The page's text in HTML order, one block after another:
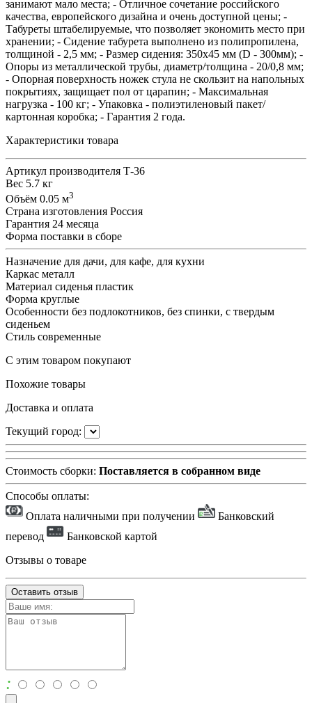
занимают мало места; - Отличное сочетание российского
качества, европейского дизайна и очень доступной цены; -
Табуреты штабелируемые, что позволяет экономить место при
хранении; - Сидение табурета выполнено из полипропилена,
толщиной - 2,5 мм; - Размер сидения: 350х45 мм (D - 300мм); -
Опоры из металлической трубы, диаметр/толщина - 20/0,8 мм;
- Опорная поверхность ножек стула не скользит на напольных
покрытиях, защищает пол от царапин; - Максимальная
нагрузка - 100 кг; - Упаковка - полиэтиленовый пакет/
картонная коробка; - Гарантия 2 года.
Характеристики товара
Артикул производителя Т-36
Вес 5.7 кг
Объём 0.05 м3
Страна изготовления Россия
Гарантия 24 месяца
Форма поставки в сборе
Назначение для дачи, для кафе, для кухни
Каркас металл
Материал сиденья пластик
Форма круглые
Особенности без подлокотников, без спинки, с твердым
сиденьем
Стиль современные
С этим товаром покупают
Похожие товары
Доставка и оплата
Текущий город:
Стоимость сборки: Поставляется в собранном виде
Способы оплаты:
Оплата наличными при получении
Банковский
перевод
Банковской картой
Отзывы о товаре
Оставить отзыв
: